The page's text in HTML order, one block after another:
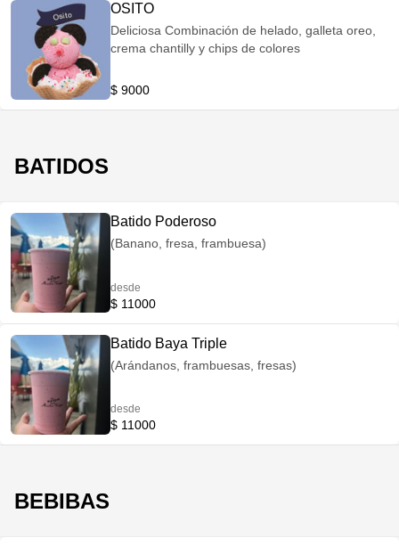
OSITO
Deliciosa Combinación de helado, galleta oreo,
crema chantilly y chips de colores
$ 9000
BATIDOS
Batido Poderoso
(Banano, fresa, frambuesa)
desde
$ 11000
Batido Baya Triple
(Arándanos, frambuesas, fresas)
desde
$ 11000
BEBIBAS